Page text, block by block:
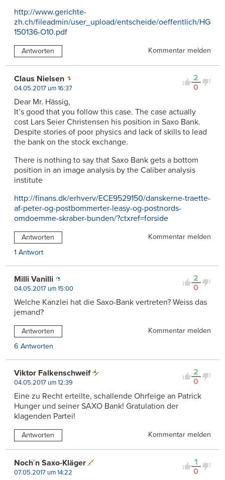
http://www.gerichte-
zh.ch/fileadmin/user_upload/entscheide/oeffentlich/HG
150136-O10.pdf
Antworten Kommentar melden
2
0
Claus Nielsen
04.05.2017 um 16:37
Dear Mr. Hässig,
It’s good that you follow this case. The case actually
cost Lars Seier Christensen his position in Saxo Bank.
Despite stories of poor physics and lack of skills to lead
the bank on the stock exchange.
There is nothing to say that Saxo Bank gets a bottom
position in an image analysis by the Caliber analysis
institute
http://finans.dk/erhverv/ECE9529150/danskerne-traette-
af-peter-og-postbommerter-leasy-og-postnords-
omdoemme-skraber-bunden/?ctxref=forside
Antworten
Kommentar melden
1 Antwort
2
0
Milli Vanilli
04.05.2017 um 15:00
Welche Kanzlei hat die Saxo-Bank vertreten? Weiss das
jemand?
Antworten
Kommentar melden
6 Antworten
2
0
Viktor Falkenschweif
04.05.2017 um 12:39
Eine zu Recht erteilte, schallende Ohrfeige an Patrick
Hunger und seiner SAXO Bank! Gratulation der
klagenden Partei!
Antworten Kommentar melden
1
0
Noch´n Saxo-Kläger
07.05.2017 um 14:22